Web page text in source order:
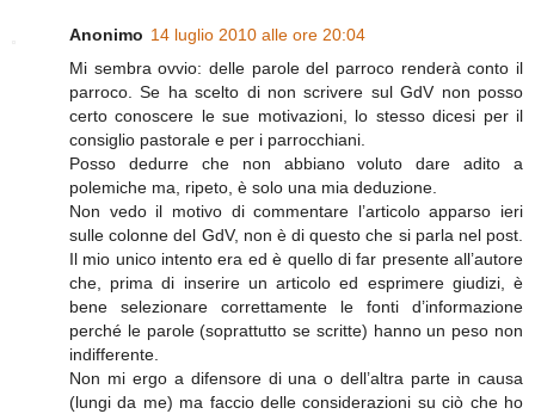
Anonimo 14 luglio 2010 alle ore 20:04
Mi sembra ovvio: delle parole del parroco renderà conto il
parroco. Se ha scelto di non scrivere sul GdV non posso
certo conoscere le sue motivazioni, lo stesso dicesi per il
consiglio pastorale e per i parrocchiani.
Posso dedurre che non abbiano voluto dare adito a
polemiche ma, ripeto, è solo una mia deduzione.
Non vedo il motivo di commentare l’articolo apparso ieri
sulle colonne del GdV, non è di questo che si parla nel post.
Il mio unico intento era ed è quello di far presente all’autore
che, prima di inserire un articolo ed esprimere giudizi, è
bene selezionare correttamente le fonti d’informazione
perché le parole (soprattutto se scritte) hanno un peso non
indifferente.
Non mi ergo a difensore di una o dell’altra parte in causa
(lungi da me) ma faccio delle considerazioni su ciò che ho